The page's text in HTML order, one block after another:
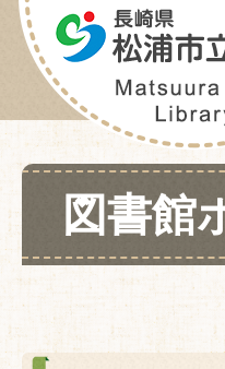
図書館